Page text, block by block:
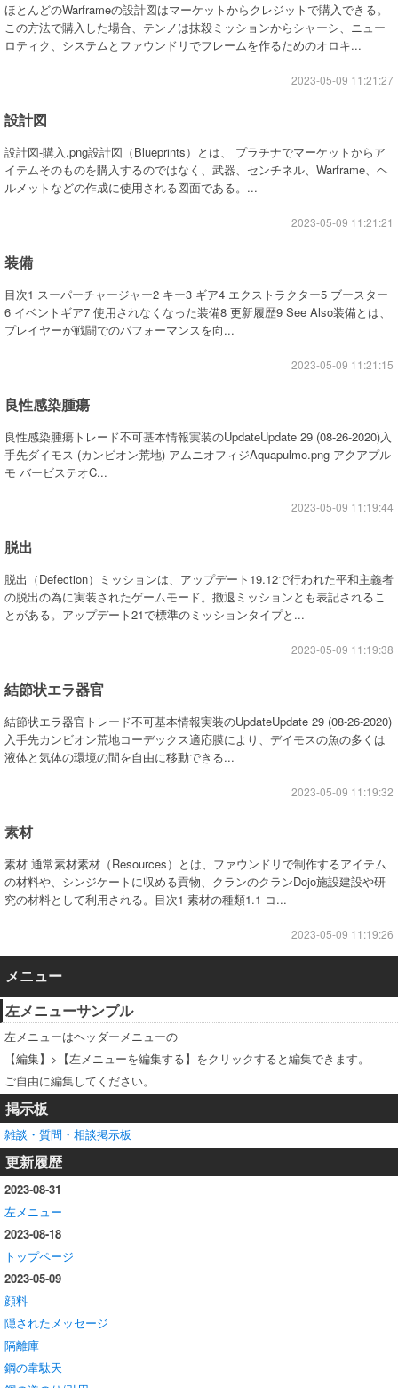
ほとんどのWarframeの設計図はマーケットからクレジットで購入できる。
この方法で購入した場合、テンノは抹殺ミッションからシャーシ、ニュー
ロティク、システムとファウンドリでフレームを作るためのオロキ...
2023-05-09 11:21:27
設計図
設計図-購入.png設計図（Blueprints）とは、 プラチナでマーケットからア
イテムそのものを購入するのではなく、武器、センチネル、Warframe、ヘ
ルメットなどの作成に使用される図面である。...
2023-05-09 11:21:21
装備
目次1 スーパーチャージャー2 キー3 ギア4 エクストラクター5 ブースター
6 イベントギア7 使用されなくなった装備8 更新履歴9 See Also装備とは、
プレイヤーが戦闘でのパフォーマンスを向...
2023-05-09 11:21:15
良性感染腫瘍
良性感染腫瘍トレード不可基本情報実装のUpdateUpdate 29 (08-26-2020)入
手先ダイモス (カンビオン荒地) アムニオフィジAquapulmo.png アクアプル
モ バービステオC...
2023-05-09 11:19:44
脱出
脱出（Defection）ミッションは、アップデート19.12で行われた平和主義者
の脱出の為に実装されたゲームモード。撤退ミッションとも表記されるこ
とがある。アップデート21で標準のミッションタイプと...
2023-05-09 11:19:38
結節状エラ器官
結節状エラ器官トレード不可基本情報実装のUpdateUpdate 29 (08-26-2020)
入手先カンビオン荒地コーデックス適応膜により、デイモスの魚の多くは
液体と気体の環境の間を自由に移動できる...
2023-05-09 11:19:32
素材
素材 通常素材素材（Resources）とは、ファウンドリで制作するアイテム
の材料や、シンジケートに収める貢物、クランのクランDojo施設建設や研
究の材料として利用される。目次1 素材の種類1.1 コ...
2023-05-09 11:19:26
メニュー
左メニューサンプル
左メニューはヘッダーメニューの
【編集】>【左メニューを編集する】をクリックすると編集できます。
ご自由に編集してください。
掲示板
雑談・質問・相談掲示板
更新履歴
2023-08-31
左メニュー
2023-08-18
トップページ
2023-05-09
顔料
隠されたメッセージ
隔離庫
鋼の韋駄天